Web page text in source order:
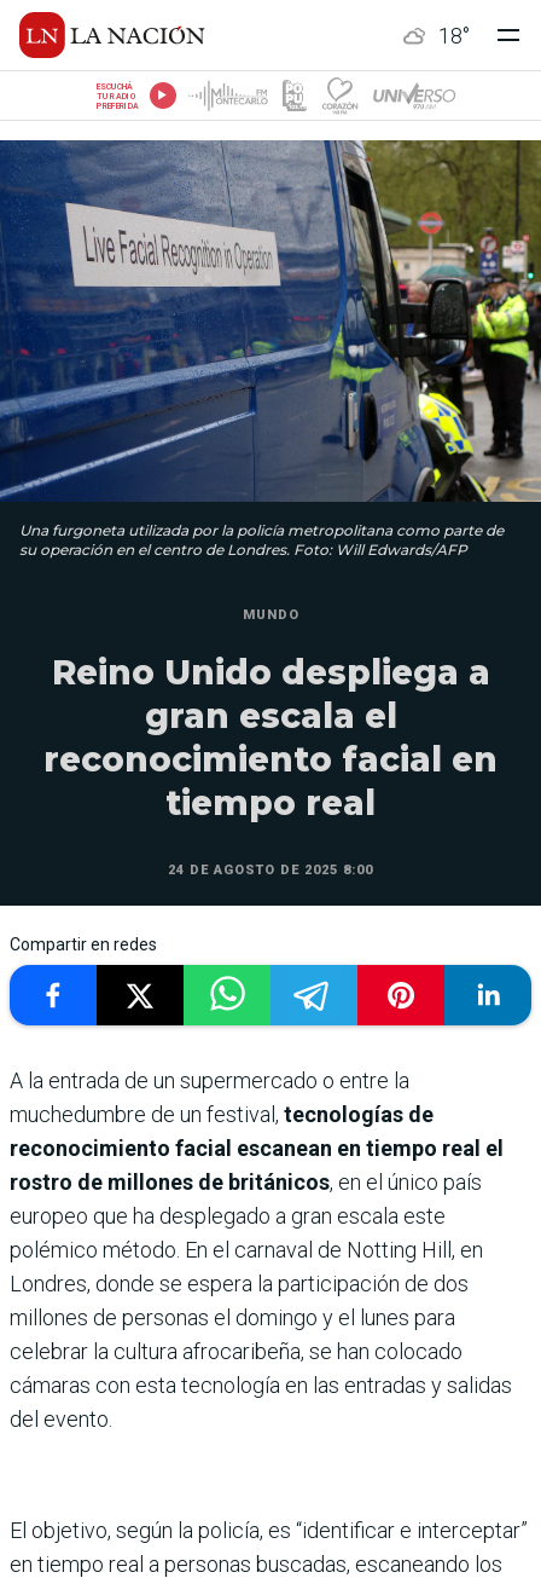
18°
ESCUCHÁ
TU RADIO
PREFERIDA
Una furgoneta utilizada por la policía metropolitana como parte de
su operación en el centro de Londres. Foto: Will Edwards/AFP
MUNDO
Reino Unido despliega a
gran escala el
reconocimiento facial en
tiempo real
24 DE AGOSTO DE 2025 8:00
Compartir en redes
A la entrada de un supermercado o entre la
muchedumbre de un festival, tecnologías de
reconocimiento facial escanean en tiempo real el
rostro de millones de británicos, en el único país
europeo que ha desplegado a gran escala este
polémico método. En el carnaval de Notting Hill, en
Londres, donde se espera la participación de dos
millones de personas el domingo y el lunes para
celebrar la cultura afrocaribeña, se han colocado
cámaras con esta tecnología en las entradas y salidas
del evento.
El objetivo, según la policía, es “identificar e interceptar”
en tiempo real a personas buscadas, escaneando los